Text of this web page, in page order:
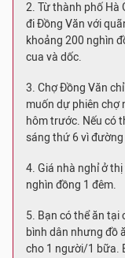
2. Từ thành phố Hà
đi Đồng Văn với
khoảng 200 nghìn
cua và dốc.
3. Chợ Đồng Văn
muốn dự phiên chợ
hôm trước. Nếu có
sáng thứ 6 vì
4. Giá nhà nghỉ ở
nghìn đồng 1 đêm.
5. Bạn có thể ăn tại
bình dân nhưng đồ
cho 1 người/1 bữa.